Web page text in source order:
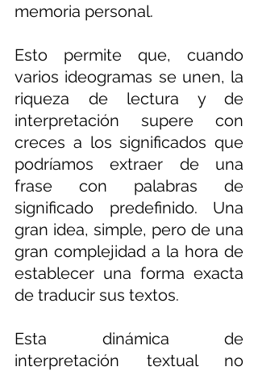
memoria personal.
Esto permite que, cuando
varios ideogramas se unen, la
riqueza de lectura y de
interpretación supere con
creces a los significados que
podríamos extraer de una
frase con palabras de
significado predefinido. Una
gran idea, simple, pero de una
gran complejidad a la hora de
establecer una forma exacta
de traducir sus textos.
Esta dinámica de
interpretación textual no